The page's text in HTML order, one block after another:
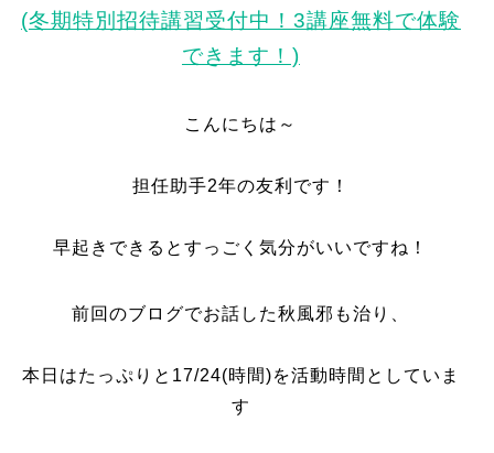
(冬期特別招待講習受付中！3講座無料で体験
できます！)
こんにちは～
担任助手2年の友利です！
早起きできるとすっごく気分がいいですね！
前回のブログでお話した秋風邪も治り、
本日はたっぷりと17/24(時間)を活動時間としていま
す